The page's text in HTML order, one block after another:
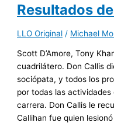
Resultados
LLO Original / Michael
Scott D’Amore, Tony
cuadrilátero. Don Callis
sociópata, y todos los
por todas las
carrera. Don Callis le
Callihan fue quien lesionó